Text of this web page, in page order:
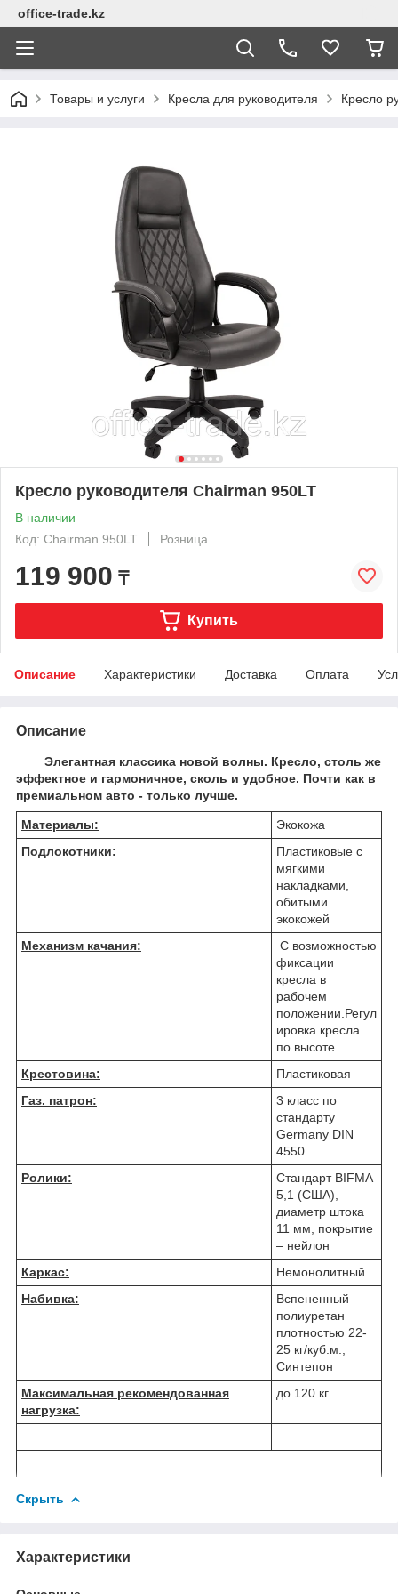
office-trade.kz
Товары и услуги Кресла для руководителя Кресло
Кресло руководителя Chairman 950LT
В наличии
Код: Chairman 950LT
Розница
119 900 ₸
Купить
Описание Характеристики Доставка Оплата
Описание
Элегантная классика новой волны. Кресло, столь же
эффектное и гармоничное, сколь и удобное. Почти как в
премиальном авто - только лучше.
Материалы:
Экокожа
Подлокотники:
Пластиковые с
мягкими
накладками,
обитыми
экокожей
Механизм качания:
С возможностью
фиксации
кресла в
рабочем
положении.Регул
ировка кресла
по высоте
Крестовина:
Пластиковая
Газ. патрон:
3 класс по
стандарту
Germany DIN
4550
Ролики:
Стандарт BIFMA
5,1 (США),
диаметр штока
11 мм, покрытие
– нейлон
Каркас:
Немонолитный
Набивка:
Вспененный
полиуретан
плотностью 22-
25 кг/куб.м.,
Синтепон
Максимальная рекомендованная
нагрузка:
до 120 кг
Скрыть
Характеристики